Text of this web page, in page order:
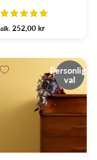
alk. 252,00 kr
Personligt
val